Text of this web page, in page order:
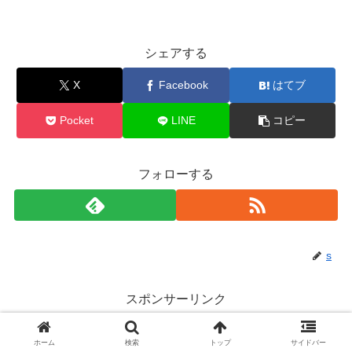
シェアする
X Facebook はてブ
Pocket LINE コピー
フォローする
s
スポンサーリンク
ホーム 検索 トップ サイドバー